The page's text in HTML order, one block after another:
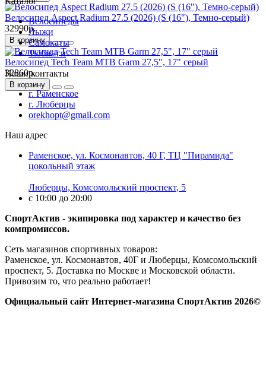
Велосипед Aspect Radium 27.5 (2026) (S (16"), Темно-серый)
32990р.
В корзину
Велосипед Tech Team MTB Garm 27,5", 17" серый
32860р.
В корзину
Велосипеды
Лыжи
Самокаты
Тюбинги
Наши контакты
г. Раменское
г. Люберцы
orekhopt@gmail.com
Наш адрес
Раменское, ул. Космонавтов, 40 Г, ТЦ "Пирамида"
цокольный этаж
Люберцы, Комсомольский проспект, 5
с 10:00 до 20:00
СпортАктив - экипировка под характер и качество без
компромиссов.
Сеть магазинов спортивных товаров:
Раменское, ул. Космонавтов, 40Г и Люберцы, Комсомольский
проспект, 5. Доставка по Москве и Московской области.
Привозим то, что реально работает!
Официальный сайт Интернет-магазина СпортАктив 2026©